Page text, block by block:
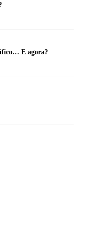
E agora?